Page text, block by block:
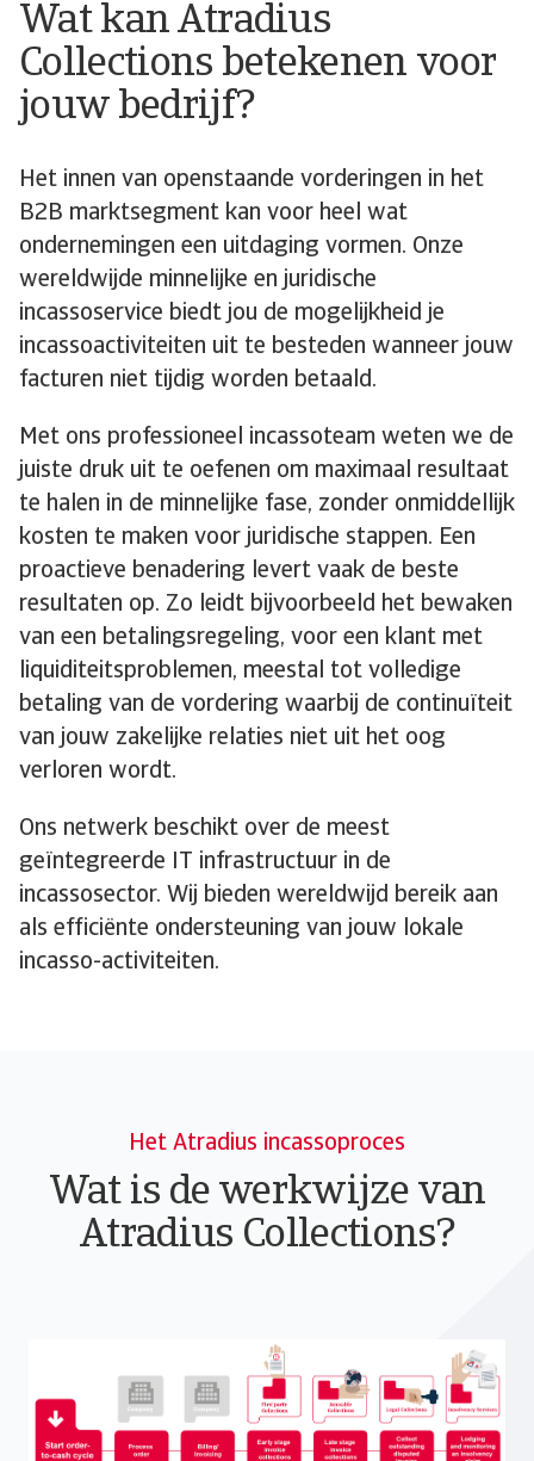
Wat kan Atradius
Collections betekenen voor
jouw bedrijf?
Het innen van openstaande vorderingen in het
B2B marktsegment kan voor heel wat
ondernemingen een uitdaging vormen. Onze
wereldwijde minnelijke en juridische
incassoservice biedt jou de mogelijkheid je
incassoactiviteiten uit te besteden wanneer jouw
facturen niet tijdig worden betaald.
Met ons professioneel incassoteam weten we de
juiste druk uit te oefenen om maximaal resultaat
te halen in de minnelijke fase, zonder onmiddellijk
kosten te maken voor juridische stappen. Een
proactieve benadering levert vaak de beste
resultaten op. Zo leidt bijvoorbeeld het bewaken
van een betalingsregeling, voor een klant met
liquiditeitsproblemen, meestal tot volledige
betaling van de vordering waarbij de continuïteit
van jouw zakelijke relaties niet uit het oog
verloren wordt.
Ons netwerk beschikt over de meest
geïntegreerde IT infrastructuur in de
incassosector. Wij bieden wereldwijd bereik aan
als efficiënte ondersteuning van jouw lokale
incasso-activiteiten.
Het Atradius incassoproces
Wat is de werkwijze van
Atradius Collections?